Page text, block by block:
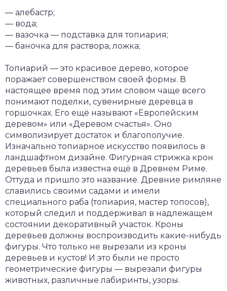
— алебастр;
— вода;
— вазочка — подставка для топиария;
— баночка для раствора, ложка;
Топиарий — это красивое дерево, которое
поражает совершенством своей формы. В
настоящее время под этим словом чаще всего
понимают поделки, сувенирные деревца в
горшочках. Его ещё называют «Европейским
деревом» или «Деревом счастья». Оно
символизирует достаток и благополучие.
Изначально топиарное искусство появилось в
ландшафтном дизайне. Фигурная стрижка крон
деревьев была известна ещё в Древнем Риме.
Оттуда и пришло это название. Древние римляне
славились своими садами и имели
специального раба (топиария, мастер топосов),
который следил и поддерживал в надлежащем
состоянии декоративный участок. Кроны
деревьев должны воспроизводить какие-нибудь
фигуры. Что только не вырезали из кроны
деревьев и кустов! И это были не просто
геометрические фигуры — вырезали фигуры
животных, различные лабиринты, узоры.